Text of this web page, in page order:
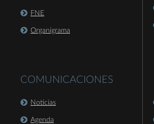
FNE
Organigrama
COMUNICACIONES
Noticias
Agenda